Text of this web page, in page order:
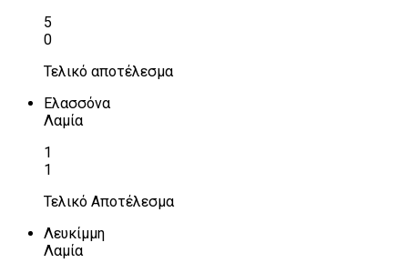
5
0
Τελικό αποτέλεσμα
Ελασσόνα
Λαμία
1
1
Τελικό Αποτέλεσμα
Λευκίμμη
Λαμία